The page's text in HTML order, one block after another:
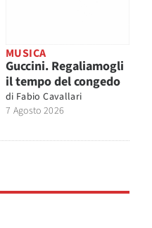
MUSICA
Guccini. Regaliamogli
il tempo del congedo
di Fabio Cavallari
7 Agosto 2026